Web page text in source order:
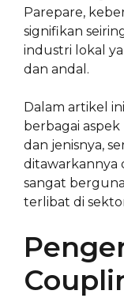
Parepare,
signifikan
industri lokal
dan andal.
Dalam artikel
berbagai
dan jenisnya,
ditawarkannya
sangat
terlibat di